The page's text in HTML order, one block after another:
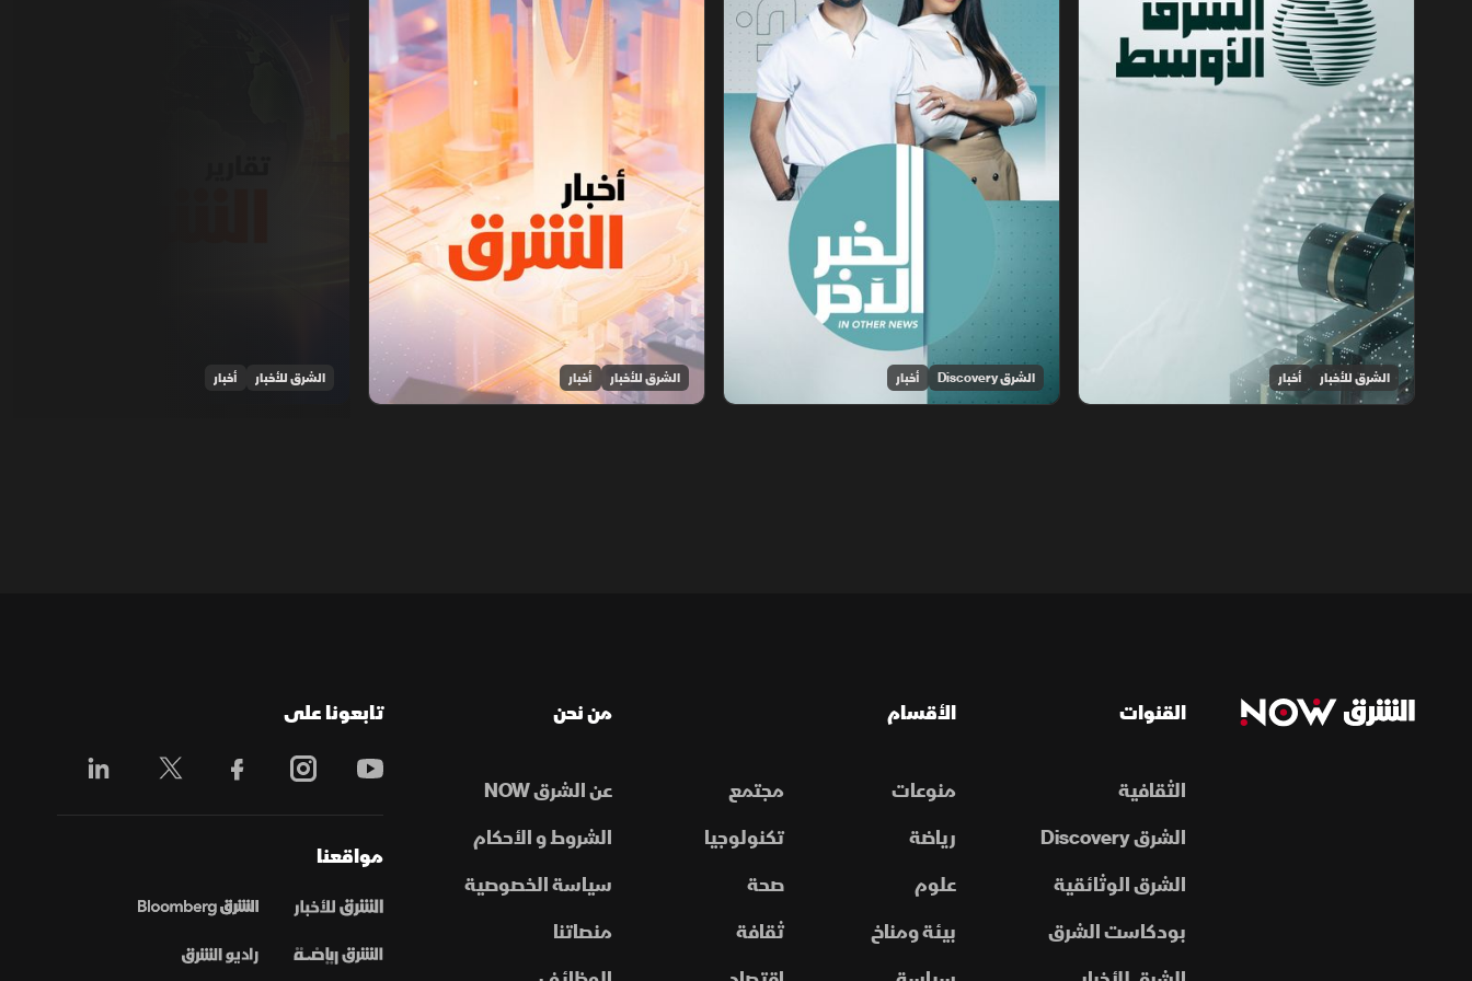
الشرق للأخبار أخبار الشرق Discovery أخبار الشرق للأخبار أخبار الشرق للأخبار أخبار
القنوات
الثقافية
الشرق Discovery
الشرق الوثائقية
بودكاست الشرق
الأقسام
منوعات
مجتمع
رياضة
تكنولوجيا
علوم
صحة
بيئة ومناخ
ثقافة
من نحن
عن الشرق NOW
الشروط و الأحكام
سياسة الخصوصية
منصاتنا
تابعونا على
مواقعنا